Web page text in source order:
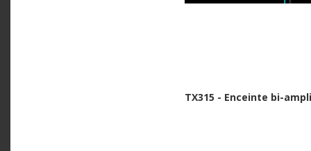
TX315 - Enceinte bi-